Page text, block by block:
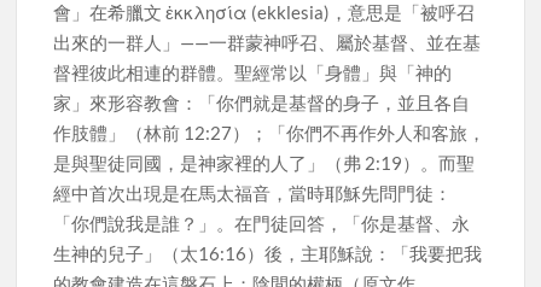
會」在希臘文 ἐκκλησία (ekklesia)，意思是「被呼召
出來的一群人」——一群蒙神呼召、屬於基督、並在基
督裡彼此相連的群體。聖經常以「身體」與「神的
家」來形容教會：「你們就是基督的身子，並且各自
作肢體」（林前 12:27）；「你們不再作外人和客旅，
是與聖徒同國，是神家裡的人了」（弗 2:19）。而聖
經中首次出現是在馬太福音，當時耶穌先問門徒：
「你們說我是誰？」。在門徒回答，「你是基督、永
生神的兒子」（太16:16）後，主耶穌說：「我要把我